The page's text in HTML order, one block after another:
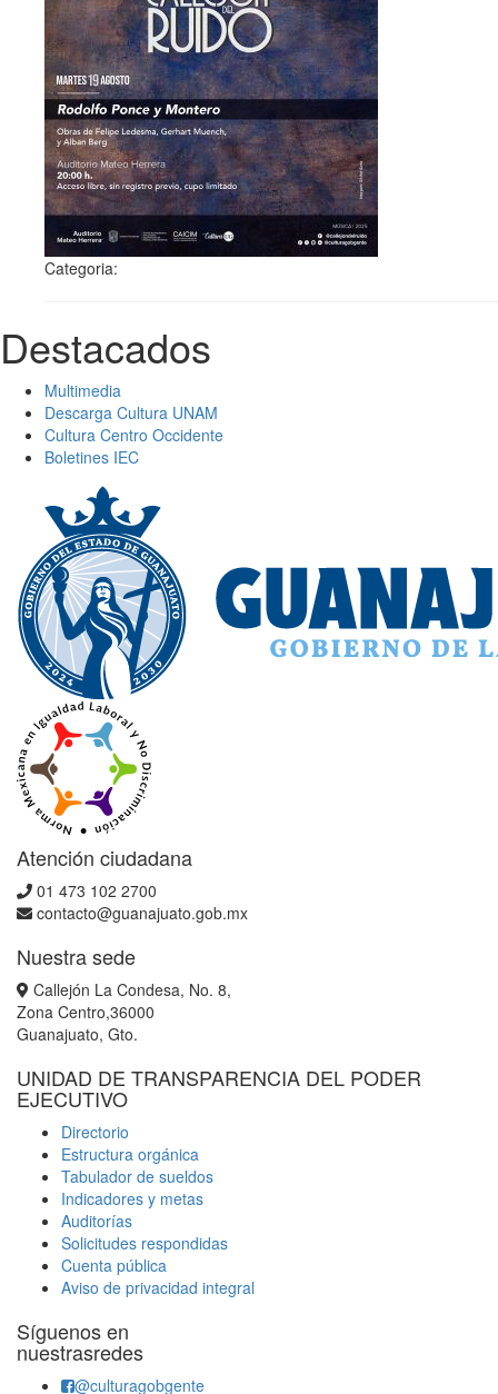
Categoria:
Destacados
Multimedia
Descarga Cultura UNAM
Cultura Centro Occidente
Boletines IEC
Atención ciudadana
01 473 102 2700
contacto@guanajuato.gob.mx
Nuestra sede
Callejón La Condesa, No. 8,
Zona Centro,36000
Guanajuato, Gto.
UNIDAD DE TRANSPARENCIA DEL PODER
EJECUTIVO
Directorio
Estructura orgánica
Tabulador de sueldos
Indicadores y metas
Auditorías
Solicitudes respondidas
Cuenta pública
Aviso de privacidad integral
Síguenos en
nuestrasredes
@culturagobgente